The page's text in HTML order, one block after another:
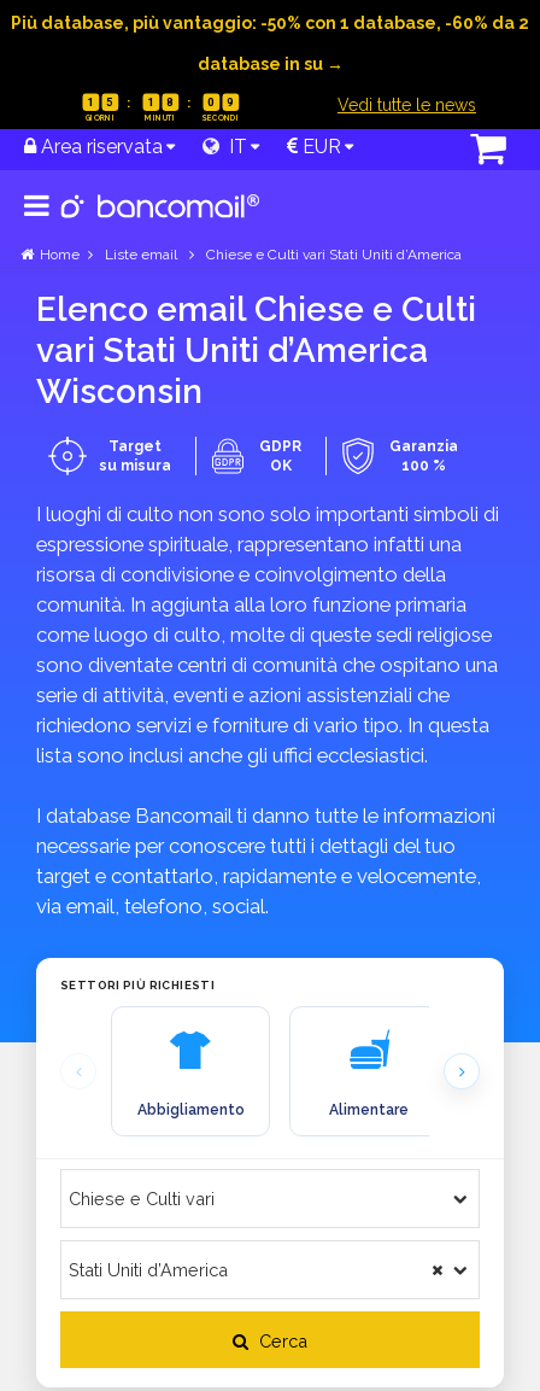
Più database, più vantaggio: -50% con 1 database, -60% da 2
database in su →
1 5 1 8 0 9 Vedi tutte le news
Area riservata IT EUR
Home Liste email Chiese e Culti vari Stati Uniti d’America
Elenco email Chiese e Culti
vari Stati Uniti d’America
Wisconsin
Target
su misura
GDPR
OK
Garanzia
100 %
I luoghi di culto non sono solo importanti simboli di
espressione spirituale, rappresentano infatti una
risorsa di condivisione e coinvolgimento della
comunità. In aggiunta alla loro funzione primaria
come luogo di culto, molte di queste sedi religiose
sono diventate centri di comunità che ospitano una
serie di attività, eventi e azioni assistenziali che
richiedono servizi e forniture di vario tipo. In questa
lista sono inclusi anche gli uffici ecclesiastici.
I database Bancomail ti danno tutte le informazioni
necessarie per conoscere tutti i dettagli del tuo
target e contattarlo, rapidamente e velocemente,
via email, telefono, social.
SETTORI PIÙ RICHIESTI
Abbigliamento Alimentare
Cerca